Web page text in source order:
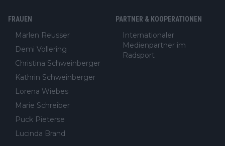
FRAUEN
Marlen Reusser
Demi Vollering
Christina Schweinberger
Kathrin Schweinberger
Lorena Wiebes
Marie Schreiber
Puck Pieterse
Lucinda Brand
PARTNER & KOOPERATIONEN
Internationaler
Medienpartner im
Radsport